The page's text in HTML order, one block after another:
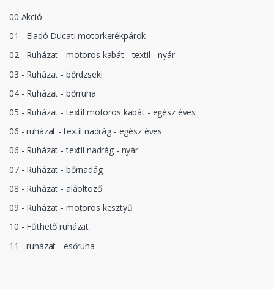
00 Akció
01 - Eladó Ducati motorkerékpárok
02 - Ruházat - motoros kabát - textil - nyár
03 - Ruházat - bőrdzseki
04 - Ruházat - bőrruha
05 - Ruházat - textil motoros kabát - egész éves
06 - ruházat - textil nadrág - egész éves
06 - Ruházat - textil nadrág - nyár
07 - Ruházat - bőrnadág
08 - Ruházat - aláöltöző
09 - Ruházat - motoros kesztyű
10 - Fűthető ruházat
11 - ruházat - esőruha